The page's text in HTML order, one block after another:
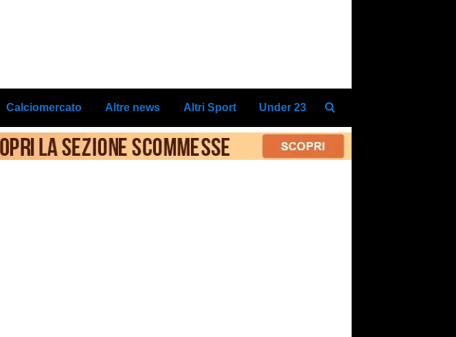
Calciomercato Altre news Altri Sport Under 23